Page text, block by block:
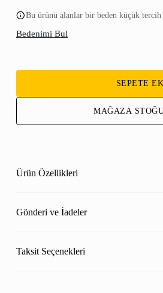
Bu ürünü alanlar bir beden küçük
Bedenimi Bul
SEPETE
MAĞAZA
Ürün Özellikleri
Gönderi ve İadeler
Taksit Seçenekleri